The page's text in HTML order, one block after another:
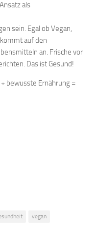
als
sein. Egal ob Vegan,
auf den
an. Frische vor
Das ist Gesund!
bewusste Ernährung =
vegan